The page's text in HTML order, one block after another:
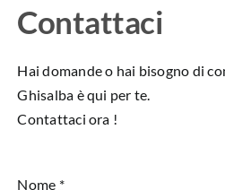
Contattaci
Hai domande o hai bisogno di
Ghisalba è qui per te.
Contattaci ora !
Nome *